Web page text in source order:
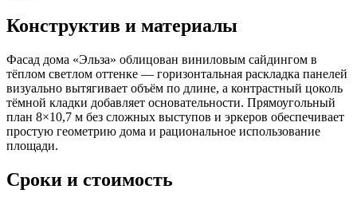
Конструктив и материалы
Фасад дома «Эльза» облицован виниловым сайдингом в
тёплом светлом оттенке — горизонтальная раскладка панелей
визуально вытягивает объём по длине, а контрастный цоколь
тёмной кладки добавляет основательности. Прямоугольный
план 8×10,7 м без сложных выступов и эркеров обеспечивает
простую геометрию дома и рациональное использование
площади.
Сроки и стоимость